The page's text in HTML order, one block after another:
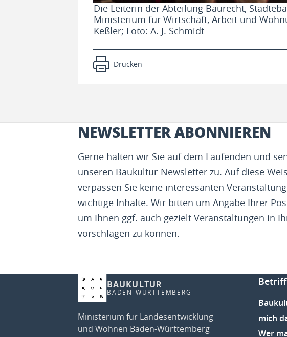
Die Leiterin der Abteilung Baurecht,
Ministerium für Wirtschaft, Arbeit und
Keßler; Foto: A. J. Schmidt
Drucken
NEWSLETTER ABONNIEREN
Gerne halten wir Sie auf dem Laufenden und
unseren Baukultur-Newsletter zu. Auf diese
verpassen Sie keine interessanten
wichtige Inhalte. Wir bitten um Angabe Ihrer
um Ihnen ggf. auch gezielt Veranstaltungen in
vorschlagen zu können.
BAUKULTUR
BADEN-WÜRTTEMBERG
Ministerium für Landesentwicklung
und Wohnen Baden-Württemberg
mich
Wer